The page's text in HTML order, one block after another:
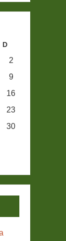
D
2
9
16
23
30